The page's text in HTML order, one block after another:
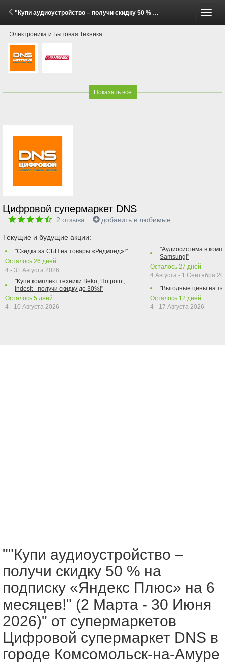
"Купи аудиоустройство – получи скидку 50 % на подписку «Яндекс Плюс» на 6 месяцев!" (2 Марта - 30 Июня 2026)
Электроника и Бытовая Техника
Показать все
Цифровой супермаркет DNS
2 отзыва добавить в любимые
Текущие и будущие акции:
"Скидка за СБП на товары «Редмонд»!"
Осталось 26 дней
4 - 31 Августа 2026
"Купи комплект техники Beko, Hotpoint,
Indesit - получи скидку до 30%!"
Осталось 5 дней
4 - 10 Августа 2026
"Аудиосистема в
Samsung!"
Осталось 27 дней
4 Августа - 1 Сентября
"Выгодные цены на
Осталось 12 дней
4 - 17 Августа 2026
""Купи аудиоустройство –
получи скидку 50 % на
подписку «Яндекс Плюс» на 6
месяцев!" (2 Марта - 30 Июня
2026)" от супермаркетов
Цифровой супермаркет DNS в
городе Комсомольск-на-Амуре